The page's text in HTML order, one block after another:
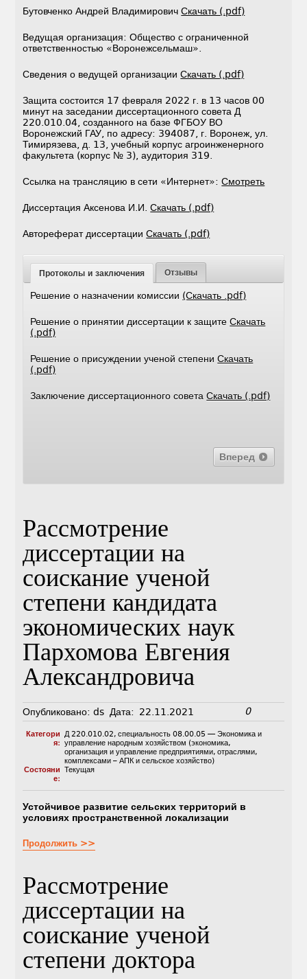
Бутовченко Андрей ВладимировичСкачать (.pdf)
Ведущая организация: Общество с ограниченной
ответственностью «Воронежсельмаш».
Сведения о ведущей организацииСкачать (.pdf)
Защита состоится 17 февраля 2022 г. в 13 часов 00
минут на заседании диссертационного совета Д
220.010.04, созданного на базе ФГБОУ ВО
Воронежский ГАУ, по адресу: 394087, г. Воронеж, ул.
Тимирязева, д. 13, учебный корпус агроинженерного
факультета (корпус № 3), аудитория 319.
Ссылка на трансляцию в сети «Интернет»:Смотреть
Диссертация Аксенова И.И.Скачать (.pdf)
Автореферат диссертацииСкачать (.pdf)
Протоколы и заключения Отзывы
Решение о назначении комиссии (Скачать .pdf)
Решение о принятии диссертации к защитеСкачать
(.pdf)
Решение о присуждении ученой степениСкачать
(.pdf)
Заключение диссертационного советаСкачать (.pdf)
Вперед
Рассмотрение
диссертации на
соискание ученой
степени кандидата
экономических наук
Пархомова Евгения
Александровича
Опубликовано: ds Дата: 22.11.2021 0
Категори
я:
Д 220.010.02, специальность 08.00.05 — Экономика и
управление народным хозяйством (экономика,
организация и управление предприятиями, отраслями,
комплексами – АПК и сельское хозяйство)
Состояни
е:
Текущая
Устойчивое развитие сельских территорий в
условиях пространственной локализации
Продолжить >>
Рассмотрение
диссертации на
соискание ученой
степени доктора